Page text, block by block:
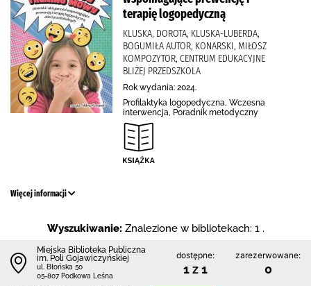
terapię logopedyczną
KLUSKA, DOROTA, KLUSKA-LUBERDA,
BOGUMIŁA AUTOR, KONARSKI, MIŁOSZ
KOMPOZYTOR, CENTRUM EDUKACYJNE
BLIŻEJ PRZEDSZKOLA
Rok wydania: 2024.
Profilaktyka logopedyczna, Wczesna
interwencja, Poradnik metodyczny
Więcej informacji
Wyszukiwanie: Znalezione w bibliotekach: 1 .
Miejska Biblioteka Publiczna
im. Poli Gojawiczyńskiej
ul. Błońska 50
05-807 Podkowa Leśna
dostępne:
1 z 1
zarezerwowane:
0